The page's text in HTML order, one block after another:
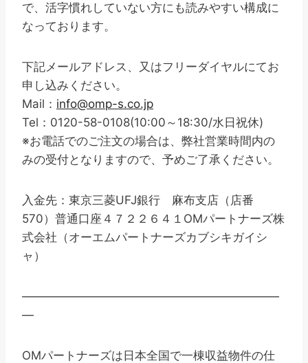
で、活字慣れしていない方にも読みやすい構成に
なっております。
下記メールアドレス、又はフリーダイヤルにてお
申し込みください。
Mail： info@omp-s.co.jp
Tel：0120-58-0108(10:00～18:30/水日祝休)
※お電話でのご注文の場合は、弊社営業時間内の
みの受付となりますので、予めご了承ください。
入金先：東京三菱UFJ銀行 麻布支店（店番
570）普通口座４７２２６４１OMパートナーズ株
式会社（オーエムパートナーズカブシキガイシ
ャ）
——————————————————————
—
OMパートナーズは日本全国で一棟収益物件の仕